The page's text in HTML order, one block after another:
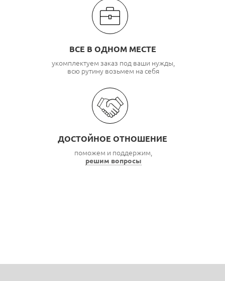
ВСЕ В ОДНОМ МЕСТЕ
укомплектуем заказ под ваши нужды,
всю рутину возьмем на себя
ДОСТОЙНОЕ ОТНОШЕНИЕ
поможем и поддержим,
решим вопросы